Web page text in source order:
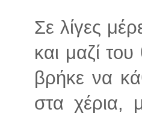
Σε λίγες
και μαζί
βρήκε να
στα χέρια,